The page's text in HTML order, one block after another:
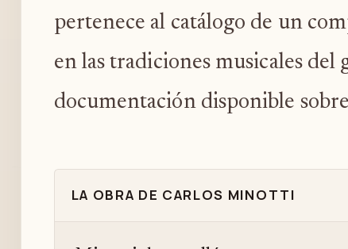
pertenece al catálogo de un
en las tradiciones musicales del
documentación disponible
LA OBRA DE CARLOS MINOTTI